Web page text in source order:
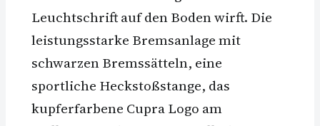
Leuchtschrift auf den Boden wirft. Die
leistungsstarke Bremsanlage mit
schwarzen Bremssätteln, eine
sportliche Heckstoßstange, das
kupferfarbene Cupra Logo am